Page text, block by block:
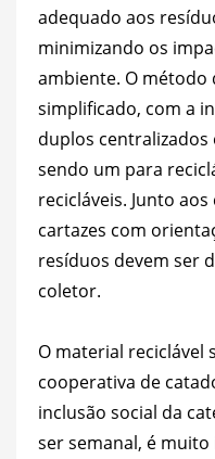
adequado aos
minimizando os
ambiente. O método
simplificado, com a
duplos
sendo um para
recicláveis. Junto
cartazes com
resíduos devem ser
coletor.
O material reciclável
cooperativa de
inclusão social da
ser semanal, é